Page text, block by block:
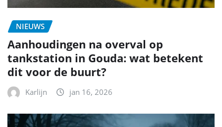
NIEUWS
Aanhoudingen na overval op
tankstation in Gouda: wat betekent
dit voor de buurt?
Karlijn jan 16, 2026